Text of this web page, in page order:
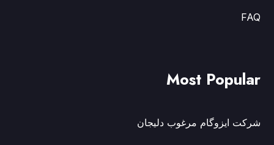
FAQ
Most Popular
شرکت ایزوگام مرغوب دلیجان